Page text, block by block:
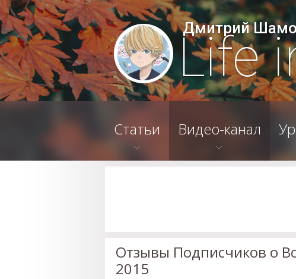
Дмитрий
Life
Статьи Видео-канал
Отзывы Подписчиков о
2015